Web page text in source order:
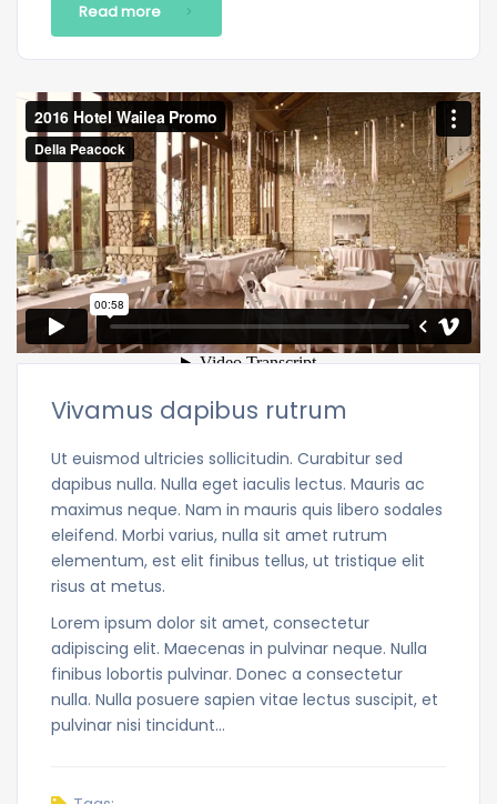
Read more
Vivamus dapibus rutrum
Ut euismod ultricies sollicitudin. Curabitur sed
dapibus nulla. Nulla eget iaculis lectus. Mauris ac
maximus neque. Nam in mauris quis libero sodales
eleifend. Morbi varius, nulla sit amet rutrum
elementum, est elit finibus tellus, ut tristique elit
risus at metus.
Lorem ipsum dolor sit amet, consectetur
adipiscing elit. Maecenas in pulvinar neque. Nulla
finibus lobortis pulvinar. Donec a consectetur
nulla. Nulla posuere sapien vitae lectus suscipit, et
pulvinar nisi tincidunt…